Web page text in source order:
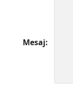
Mesaj